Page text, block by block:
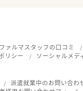
ファルマスタッフの口コミ
リシー
ソーシャルメデ
派遣就業中のお問い合わ